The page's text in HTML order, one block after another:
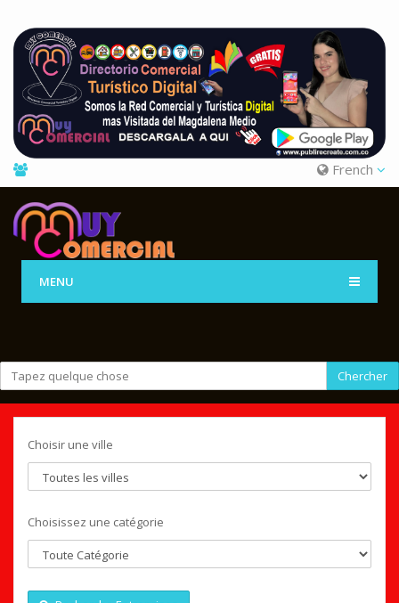
French
MENU
Chercher
Choisir une ville
Choisissez une catégorie